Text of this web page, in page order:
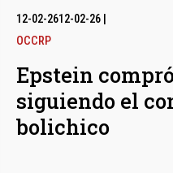
12-02-2612-02-26
OCCRP
Epstein
siguiendo el
bolichico